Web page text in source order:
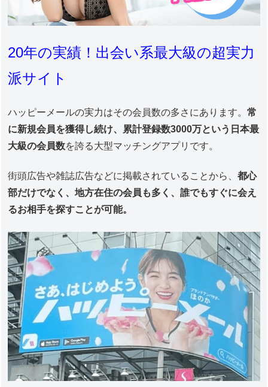
20年の実績！出会い系最大級の超実力
派サイト
ハッピーメールの実力はその会員数の多さにあります。常
に新規会員を獲得し続け、累計登録数3000万という日本最
大級の会員数を誇る大型マッチングアプリです。
街頭広告や雑誌広告などに掲載されていることから、都心
部だけでなく、地方在住の会員も多く、誰でもすぐに会え
るお相手を探すことが可能。